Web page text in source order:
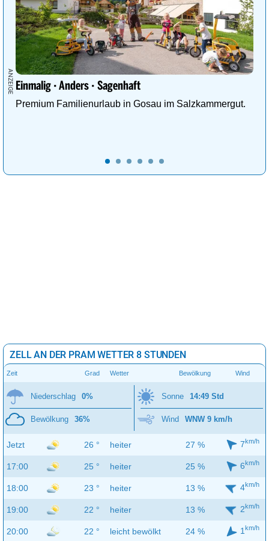
Einmalig · Anders · Sagenhaft
Premium Familienurlaub in Gosau im Salzkammergut.
ZELL AN DER PRAM WETTER 8 STUNDEN
Zeit Grad Wetter Bewölkung Wind
Niederschlag 0%
Bewölkung 36%
Sonne 14:49 Std
Wind WNW 9 km/h
Jetzt 26 ° heiter 27 % 7km/h
17:00 25 ° heiter 25 % 6km/h
18:00 23 ° heiter 13 % 4km/h
19:00 22 ° heiter 13 % 2km/h
20:00 22 ° leicht bewölkt 24 % 1 km/h